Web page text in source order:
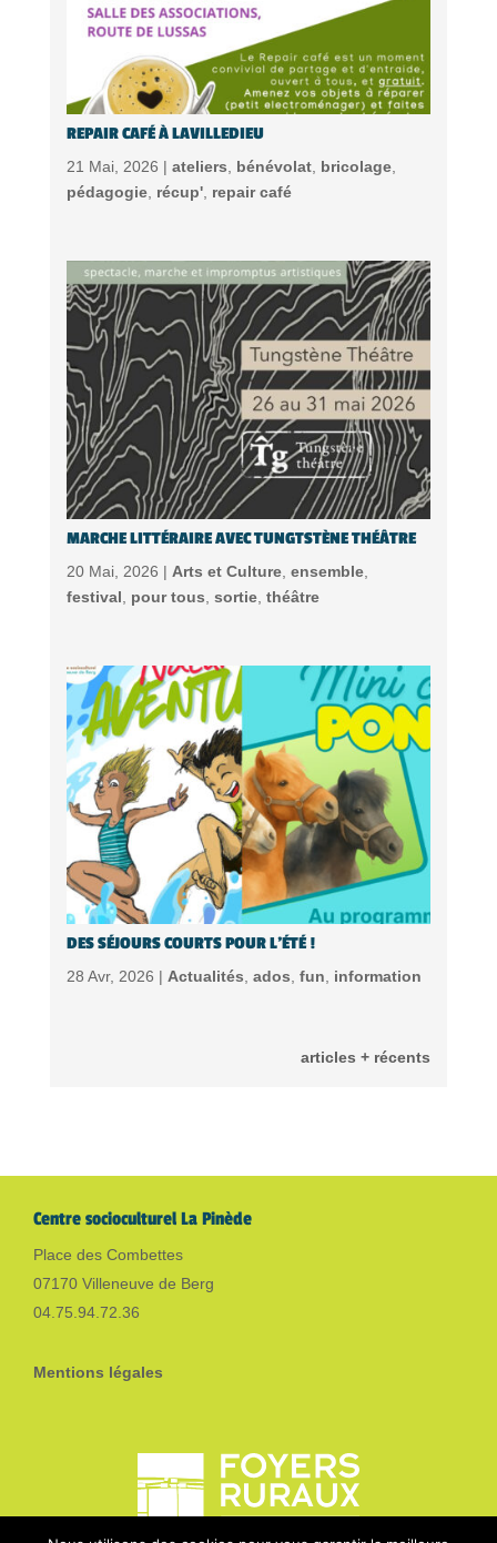
REPAIR CAFÉ À LAVILLEDIEU
21 Mai, 2026 | ateliers bénévolat, bricolage,
pédagogie, récup', repair café
MARCHE LITTÉRAIRE AVEC TUNGTSTÈNE THÉÂTRE
20 Mai, 2026 | Arts et Culture, ensemble,
festival
pour tous sortie, théâtre
DES SÉJOURS COURTS POUR L’ÉTÉ !
28 Avr, 2026 | Actualités, ados, fun, information
articles + récents
Centre socioculturel La Pinède
Place des Combettes
07170 Villeneuve de Berg
04.75.94.72.36
Mentions légales